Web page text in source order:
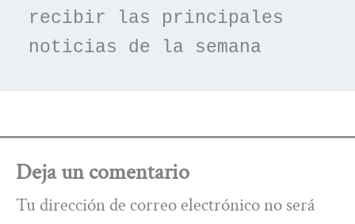
recibir las principales
noticias de la semana
Deja un comentario
Tu dirección de correo electrónico no será